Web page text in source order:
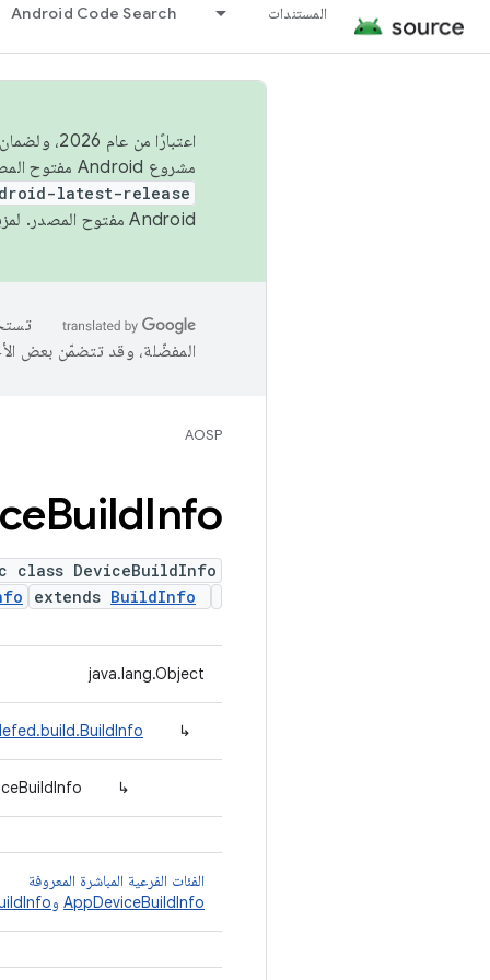
المستندات Android Code Search
اعتبارًا
مشروع Android مفتوح المصدر (AOSP) في الربعَين الثاني والرابع. لبناء مشروع Android مفتوح المصدر والمساهمة فيه، استخدِم
latest-release
Android مفتوح المصدر. لمزيد من المعلومات، يُرجى الاطّلاع على
المفضّلة، وقد تتضمّن بعض
AOSP
BuildInfo
class DeviceBuildInfo
extends BuildInfo
java.lang.Object
↳
↳
الفئات الفرعية المباشرة المعروفة
AppDeviceBuildInfo و